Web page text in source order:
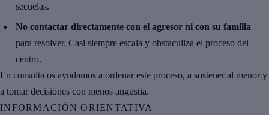
secuelas.
No contactar directamente con el agresor ni con su familia
para resolver. Casi siempre escala y obstaculiza el proceso del
centro.
En consulta os ayudamos a ordenar este proceso, a sostener al menor y
a tomar decisiones con menos angustia.
INFORMACIÓN ORIENTATIVA